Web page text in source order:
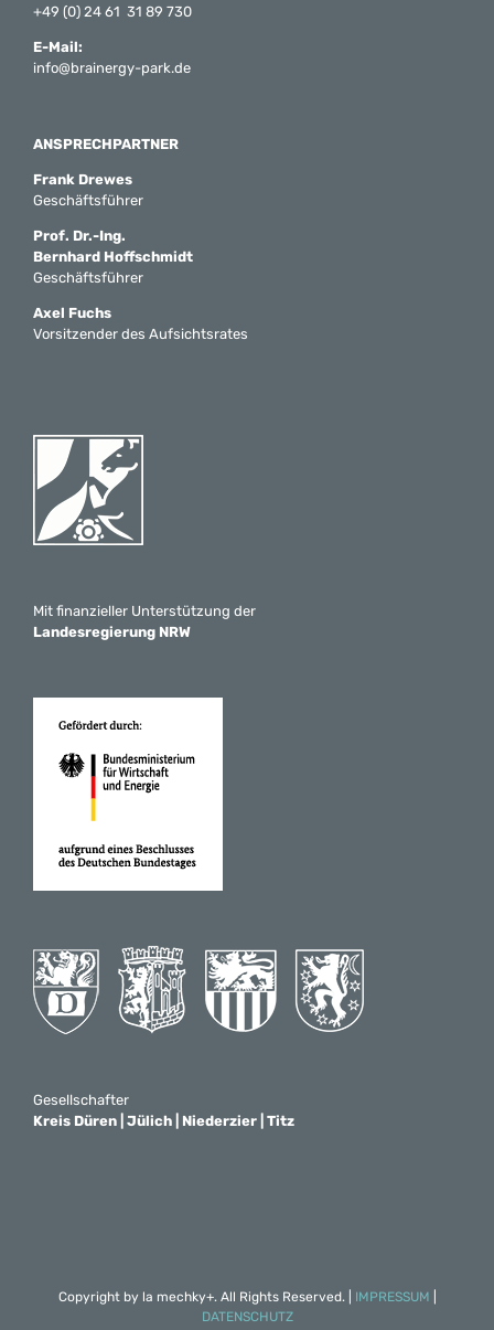
+49 (0) 24 61 31 89 730
E-Mail:
info@brainergy-park.de
ANSPRECHPARTNER
Frank Drewes
Geschäftsführer
Prof. Dr.-Ing.
Bernhard Hoffschmidt
Geschäftsführer
Axel Fuchs
Vorsitzender des Aufsichtsrates
Mit finanzieller Unterstützung der
Landesregierung NRW
Gesellschafter
Kreis Düren | Jülich | Niederzier | Titz
Copyright by la mechky+. All Rights Reserved. | IMPRESSUM
DATENSCHUTZ